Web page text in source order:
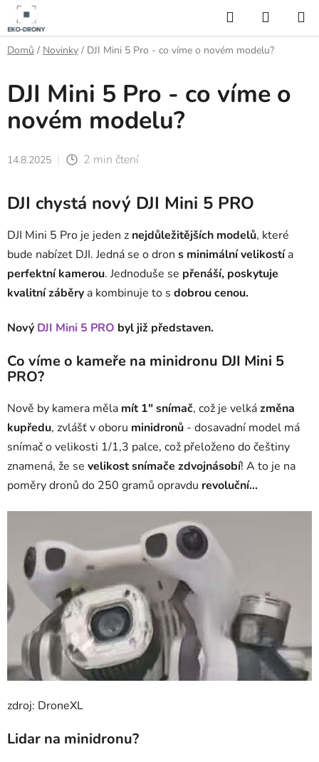
Přejít
obsah
Hledat
KOŠÍK
Domů / Novinky / DJI Mini 5 Pro - co víme o novém modelu?
DJI Mini 5 Pro - co víme o
novém modelu?
14.8.2025 2 min čtení
DJI chystá nový DJI Mini 5 PRO
DJI Mini 5 Pro je jeden z nejdůležitějších modelů, které
bude nabízet DJI. Jedná se o dron s minimální velikostía
perfektní kamerou. Jednoduše se přenáší, poskytuje
kvalitní záběry a kombinuje to s dobrou cenou.
Nový DJI Mini 5 PRO byl již představen.
Co víme o kameře na minidronu DJI Mini 5
PRO?
Nově by kamera měla mít 1" snímač, což je velkázměna
kupředu, zvlášť v oboru minidronů - dosavadní model má
snímač o velikosti 1/1,3 palce, což přeloženo do češtiny
znamená, že se velikost snímače zdvojnásobí! A to je na
poměry dronů do 250 gramů opravdu revoluční...
zdroj: DroneXL
Lidar na minidronu?